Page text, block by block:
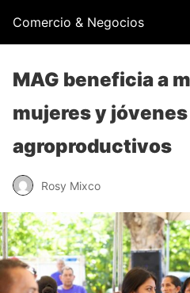
Comercio & Negocios
MAG beneficia a
mujeres y
agroproductivos
Rosy Mixco